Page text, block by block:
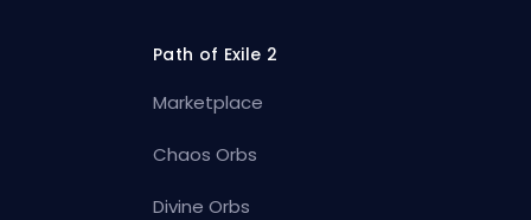
Path of Exile 2
Marketplace
Chaos Orbs
Divine Orbs